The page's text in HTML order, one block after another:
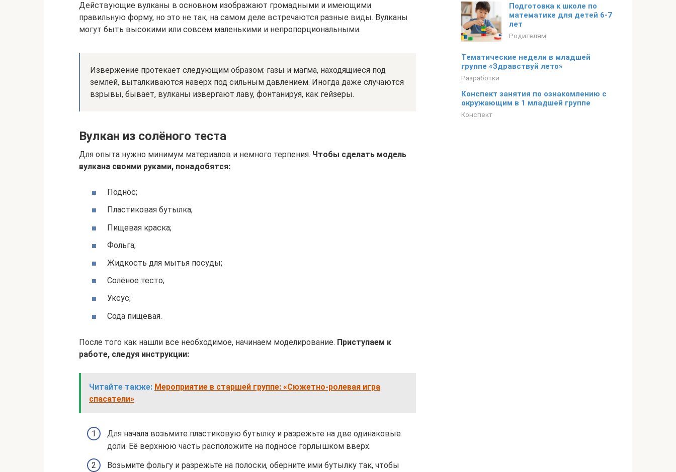
Действующие вулканы в основном изображают громадными и имеющими
правильную форму, но это не так, на самом деле встречаются разные виды. Вулканы
могут быть высокими или совсем маленькими и непропорциональными.
Извержение протекает следующим образом: газы и магма, находящиеся под
землёй, выталкиваются наверх под сильным давлением. Иногда даже случаются
взрывы, бывает, вулканы извергают лаву, фонтанируя, как гейзеры.
Вулкан из солёного теста
Для опыта нужно минимум материалов и немного терпения. Чтобы сделать модель
вулкана своими руками, понадобятся:
Поднос;
Пластиковая бутылка;
Пищевая краска;
Фольга;
Жидкость для мытья посуды;
Солёное тесто;
Уксус;
Сода пищевая.
После того как нашли все необходимое, начинаем моделирование. Приступаем к
работе, следуя инструкции:
Читайте также: Мероприятие в старшей группе: «Сюжетно-ролевая игра
спасатели»
Для начала возьмите пластиковую бутылку и разрежьте на две одинаковые
доли. Её верхнюю часть расположите на подносе горлышком вверх.
Возьмите фольгу и разрежьте на полоски, оберните ими бутылку так, чтобы
Подготовка к школе по
математике для детей 6-7
лет
Родителям
Тематические недели в младшей
группе «Здравствуй лето»
Разработки
Конспект занятия по ознакомлению с
окружающим в 1 младшей группе
Конспект